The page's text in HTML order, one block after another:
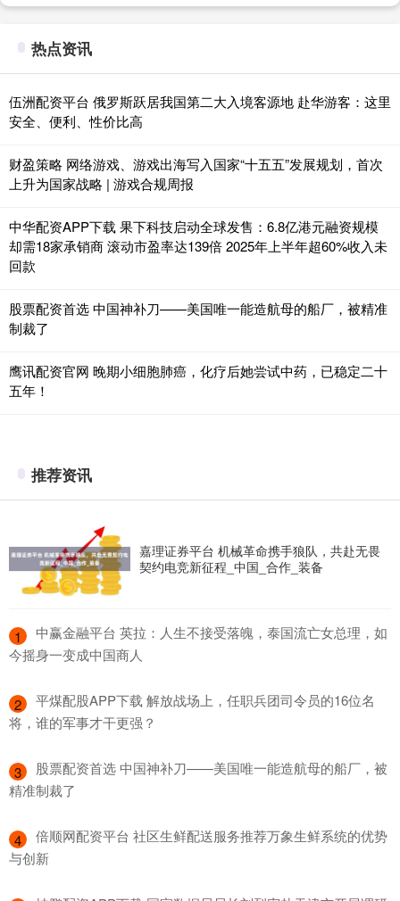
热点资讯
伍洲配资平台 俄罗斯跃居我国第二大入境客源地 赴华游客：这里
安全、便利、性价比高
财盈策略 网络游戏、游戏出海写入国家“十五五”发展规划，首次
上升为国家战略 | 游戏合规周报
中华配资APP下载 果下科技启动全球发售：6.8亿港元融资规模
却需18家承销商 滚动市盈率达139倍 2025年上半年超60%收入未
回款
股票配资首选 中国神补刀——美国唯一能造航母的船厂，被精准
制裁了
鹰讯配资官网 晚期小细胞肺癌，化疗后她尝试中药，已稳定二十
五年！
推荐资讯
嘉理证券平台 机械革命携手狼队，共赴无畏
契约电竞新征程_中国_合作_装备
1
​中赢金融平台 英拉：人生不接受落魄，泰国流亡女总理，如
今摇身一变成中国商人
2
​平煤配股APP下载 解放战场上，任职兵团司令员的16位名
将，谁的军事才干更强？
3
​股票配资首选 中国神补刀——美国唯一能造航母的船厂，被
精准制裁了
4
​倍顺网配资平台 社区生鲜配送服务推荐万象生鲜系统的优势
与创新